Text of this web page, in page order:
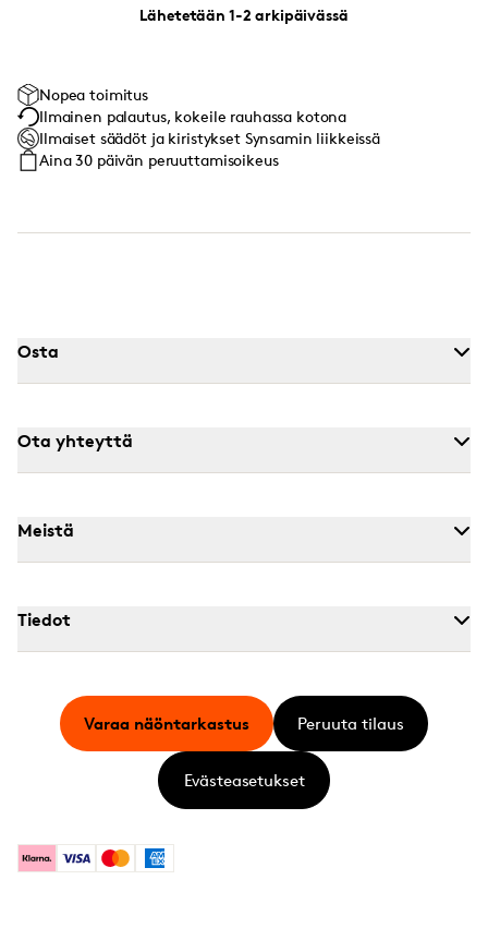
Lähetetään 1-2 arkipäivässä
Nopea toimitus
Ilmainen palautus, kokeile rauhassa kotona
Ilmaiset säädöt ja kiristykset Synsamin liikkeissä
Aina 30 päivän peruuttamisoikeus
Osta
Ota yhteyttä
Meistä
Tiedot
KlarnaVisa MastercardAmerican Express
Varaa näöntarkastus Peruuta tilaus
Evästeasetukset